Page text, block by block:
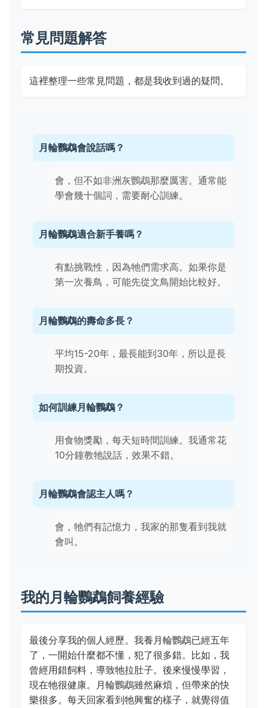
常見問題解答
這裡整理一些常見問題，都是我收到過的疑問。
月輪鸚鵡會說話嗎？
會，但不如非洲灰鸚鵡那麼厲害。通常能
學會幾十個詞，需要耐心訓練。
月輪鸚鵡適合新手養嗎？
有點挑戰性，因為牠們需求高。如果你是
第一次養鳥，可能先從文鳥開始比較好。
月輪鸚鵡的壽命多長？
平均15-20年，最長能到30年，所以是長
期投資。
如何訓練月輪鸚鵡？
用食物獎勵，每天短時間訓練。我通常花
10分鐘教牠說話，效果不錯。
月輪鸚鵡會認主人嗎？
會，牠們有記憶力，我家的那隻看到我就
會叫。
我的月輪鸚鵡飼養經驗
最後分享我的個人經歷。我養月輪鸚鵡已經五年
了，一開始什麼都不懂，犯了很多錯。比如，我
曾經用錯飼料，導致牠拉肚子。後來慢慢學習，
現在牠很健康。月輪鸚鵡雖然麻煩，但帶來的快
樂很多。每天回家看到牠興奮的樣子，就覺得值